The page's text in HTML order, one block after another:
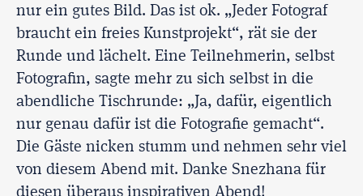
nur ein gutes Bild. Das ist ok. „Jeder Fotograf
braucht ein freies Kunstprojekt“, rät sie der
Runde und lächelt. Eine Teilnehmerin, selbst
Fotografin, sagte mehr zu sich selbst in die
abendliche Tischrunde: „Ja, dafür, eigentlich
nur genau dafür ist die Fotografie gemacht“.
Die Gäste nicken stumm und nehmen sehr viel
von diesem Abend mit. Danke Snezhana für
diesen überaus inspirativen Abend!